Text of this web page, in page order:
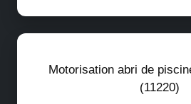
Motorisation abri de
(11220)